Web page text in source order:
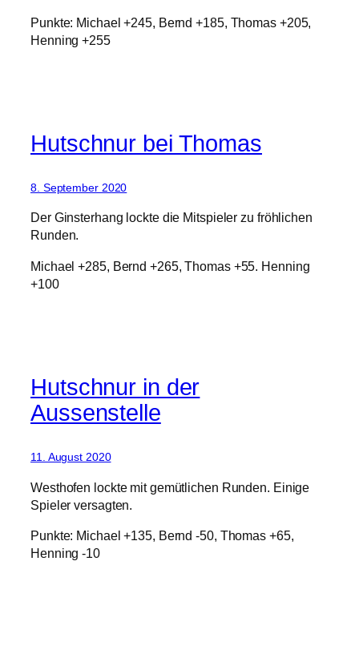
Punkte: Michael +245, Bernd +185, Thomas +205,
Henning +255
Hutschnur bei Thomas
8. September 2020
Der Ginsterhang lockte die Mitspieler zu fröhlichen
Runden.
Michael +285, Bernd +265, Thomas +55. Henning
+100
Hutschnur in der
Aussenstelle
11. August 2020
Westhofen lockte mit gemütlichen Runden. Einige
Spieler versagten.
Punkte: Michael +135, Bernd -50, Thomas +65,
Henning -10